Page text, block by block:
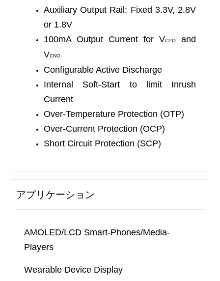
Auxiliary Output Rail: Fixed 3.3V, 2.8V
or 1.8V
100mA Output Current for VCPO
and
VCNO
Configurable Active Discharge
Internal Soft-Start to limit Inrush
Current
Over-Temperature Protection (OTP)
Over-Current Protection (OCP)
Short Circuit Protection (SCP)
アプリケーション
AMOLED/LCD Smart-Phones/Media-
Players
Wearable Device Display